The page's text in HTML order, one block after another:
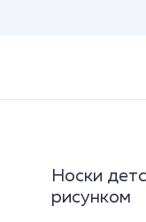
Носки
рисунком